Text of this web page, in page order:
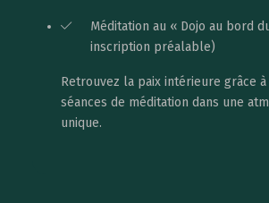
Méditation au « Dojo au bord
inscription préalable)
Retrouvez la paix intérieure grâce à
séances de méditation dans une
unique.